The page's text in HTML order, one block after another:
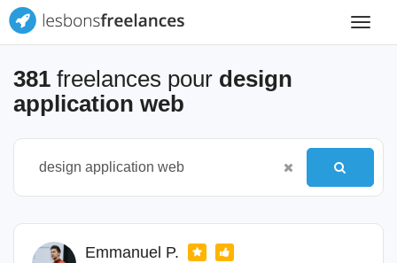
Toggle
381 freelances pour design
application web
Emmanuel P.